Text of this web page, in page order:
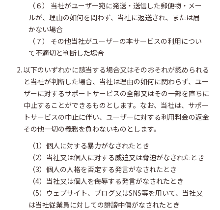
（６） 当社がユーザー宛に発送・送信した郵便物・メー
ルが、理由の如何を問わず、当社に返送され、または届
かない場合
（７） その他当社がユーザーの本サービスの利用につい
て不適切と判断した場合
以下のいずれかに該当する場合又はそのおそれが認められる
と当社が判断した場合、当社は理由の如何に関わらず、ユー
ザーに対するサポートサービスの全部又はその一部を直ちに
中止することができるものとします。なお、当社は、サポー
トサービスの中止に伴い、ユーザーに対する利用料金の返金
その他一切の義務を負わないものとします。
（1）個人に対する暴力がなされたとき
（2）当社又は個人に対する威迫又は脅迫がなされたとき
（3）個人の人格を否定する発言がなされたとき
（4）当社又は個人を侮辱する発言がなされたとき
（5）ウェブサイト、ブログ又はSNS等を用いて、当社又
は当社従業員に対しての誹謗中傷がなされたとき